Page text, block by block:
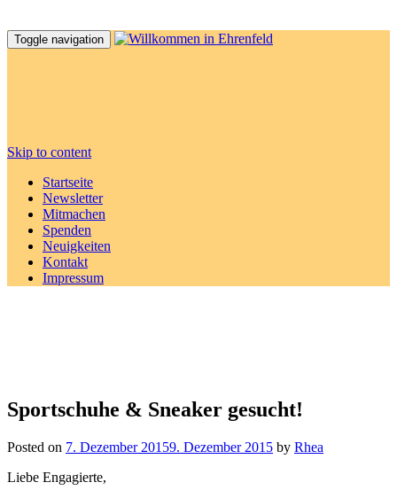
Toggle navigation
Skip to content
Startseite
Newsletter
Mitmachen
Spenden
Neuigkeiten
Kontakt
Impressum
Sportschuhe & Sneaker gesucht!
Posted on 7. Dezember 20159. Dezember 2015 by Rhea
Liebe Engagierte,